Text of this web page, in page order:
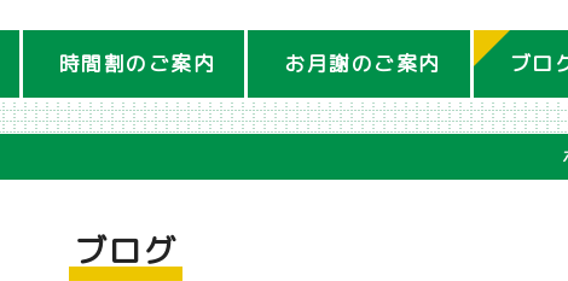
時間割のご案内 お月謝のご案内 ブロ
ブログ